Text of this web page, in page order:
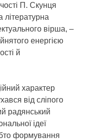
П. Скунця
літературна
вірша, –
енергією
й
характер
від сліпого
радянський
ідеї
формування